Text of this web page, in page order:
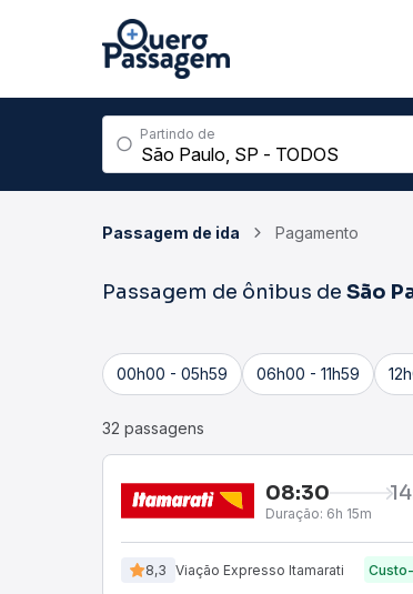
Partindo de
Passagem de ida Pagamento
Passagem de ônibus de São
00h00 - 05h59 06h00 - 11h59
32 passagens
08:30
Duração: 6h 15m
8,3 Viação Expresso Itamarati